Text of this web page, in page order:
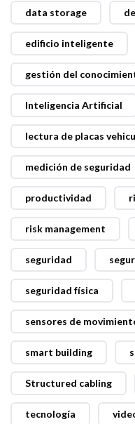
data storage
edificio inteligente
gestión del
Inteligencia Artificial
lectura de placas
medición de seguridad
productividad
risk management
seguridad
seguridad física
sensores de
smart building
Structured cabling
tecnología